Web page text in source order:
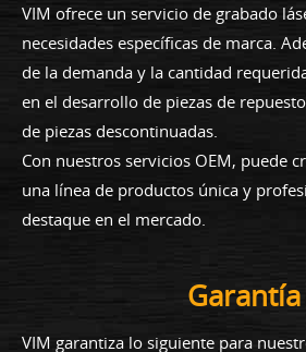
VIM ofrece un servicio de grabado
necesidades específicas de marca.
de la demanda y la cantidad
en el desarrollo de piezas de
de piezas descontinuadas.
Con nuestros servicios OEM, puede
una línea de productos única y
destaque en el mercado.
Garantía
VIM garantiza lo siguiente para